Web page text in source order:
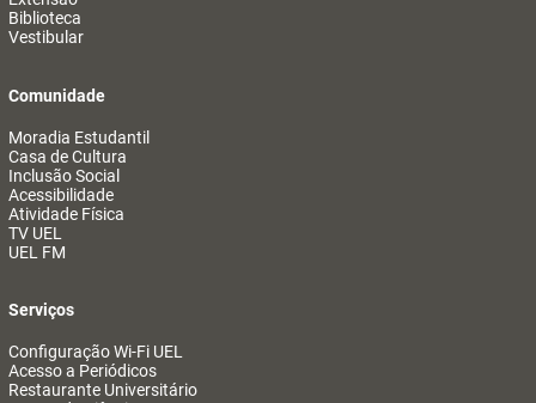
Biblioteca
Vestibular
Comunidade
Moradia Estudantil
Casa de Cultura
Inclusão Social
Acessibilidade
Atividade Física
TV UEL
UEL FM
Serviços
Configuração Wi-Fi UEL
Acesso a Periódicos
Restaurante Universitário